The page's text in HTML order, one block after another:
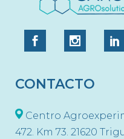
CONTACTO
Centro
472. Km 73. 21620